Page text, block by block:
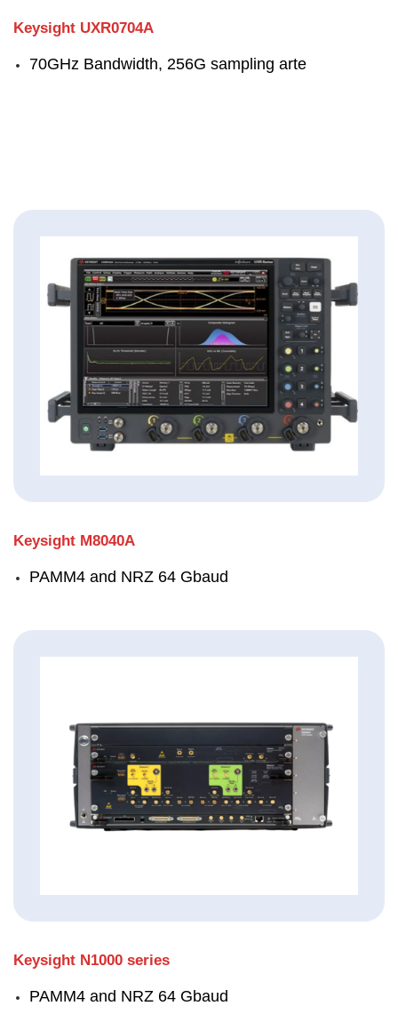
Keysight UXR0704A
70GHz Bandwidth, 256G sampling arte
Keysight M8040A
PAMM4 and NRZ 64 Gbaud
Keysight N1000 series
PAMM4 and NRZ 64 Gbaud